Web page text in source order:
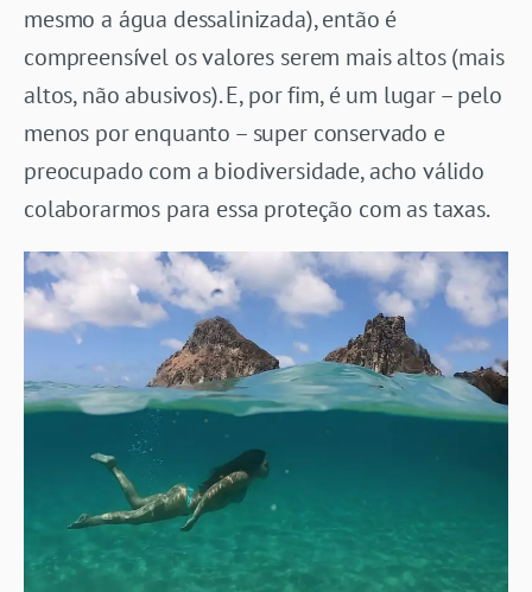
mesmo a água dessalinizada), então é
compreensível os valores serem mais altos (mais
altos, não abusivos). E, por fim, é um lugar – pelo
menos por enquanto – super conservado e
preocupado com a biodiversidade, acho válido
colaborarmos para essa proteção com as taxas.